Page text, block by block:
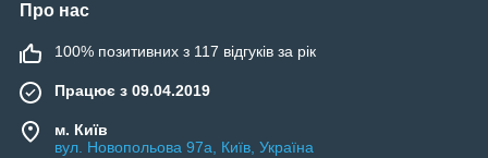
Про нас
100% позитивних з 117 відгуків за рік
Працює з 09.04.2019
м. Київ
вул. Новопольова 97а, Київ, Україна